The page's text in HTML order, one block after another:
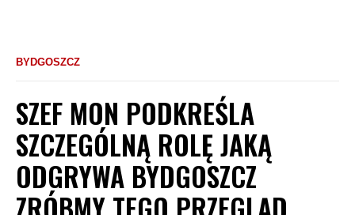
BYDGOSZCZ
SZEF MON PODKREŚLA
SZCZEGÓLNĄ ROLĘ JAKĄ
ODGRYWA BYDGOSZCZ